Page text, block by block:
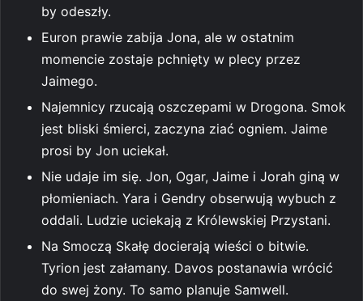
by odeszły.
Euron prawie zabija Jona, ale w ostatnim
momencie zostaje pchnięty w plecy przez
Jaimego.
Najemnicy rzucają oszczepami w Drogona. Smok
jest bliski śmierci, zaczyna ziać ogniem. Jaime
prosi by Jon uciekał.
Nie udaje im się. Jon, Ogar, Jaime i Jorah giną w
płomieniach. Yara i Gendry obserwują wybuch z
oddali. Ludzie uciekają z Królewskiej Przystani.
Na Smoczą Skałę docierają wieści o bitwie.
Tyrion jest załamany. Davos postanawia wrócić
do swej żony. To samo planuje Samwell.